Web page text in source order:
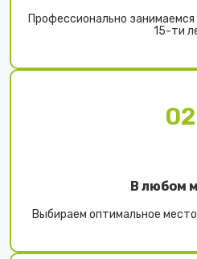
Профессионально
15-ти
02
В любом
Выбираем оптимальное